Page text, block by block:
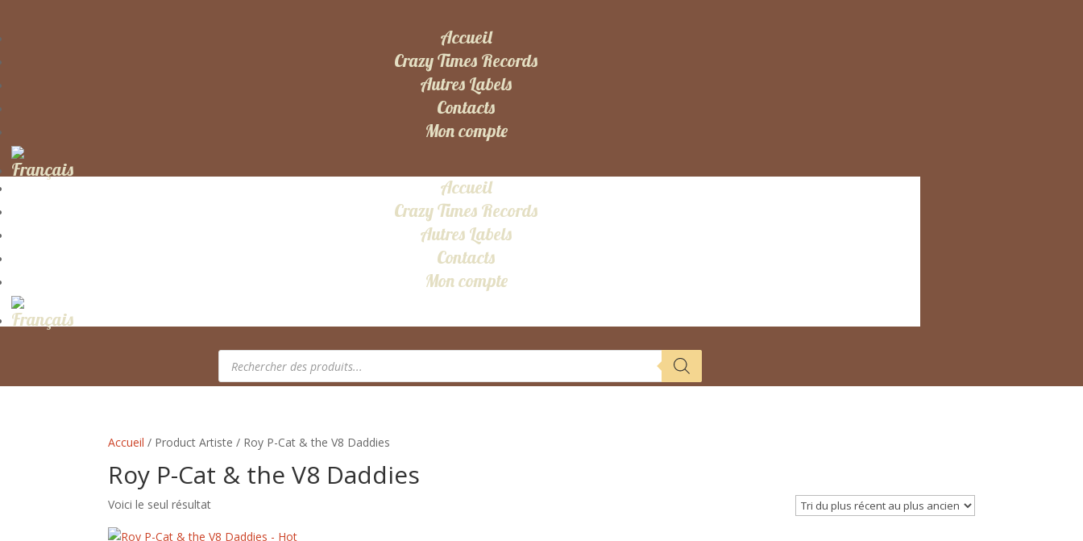
Accueil
Crazy Times Records
Autres Labels
Contacts
Mon compte
Accueil
Crazy Times Records
Autres Labels
Contacts
Mon compte
Recherche
produits
Accueil / Product Artiste / Roy P-Cat & the V8 Daddies
Roy P-Cat & the V8 Daddies
Voici le seul résultat